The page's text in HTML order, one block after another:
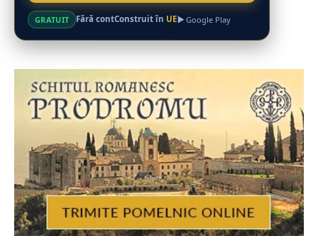
GRATUIT Fără contConstruit în UE Google Play